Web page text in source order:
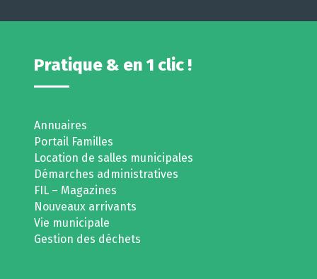
Pratique & en 1 clic !
Annuaires
Portail Familles
Location de salles municipales
Démarches administratives
FIL – Magazines
Nouveaux arrivants
Vie municipale
Gestion des déchets